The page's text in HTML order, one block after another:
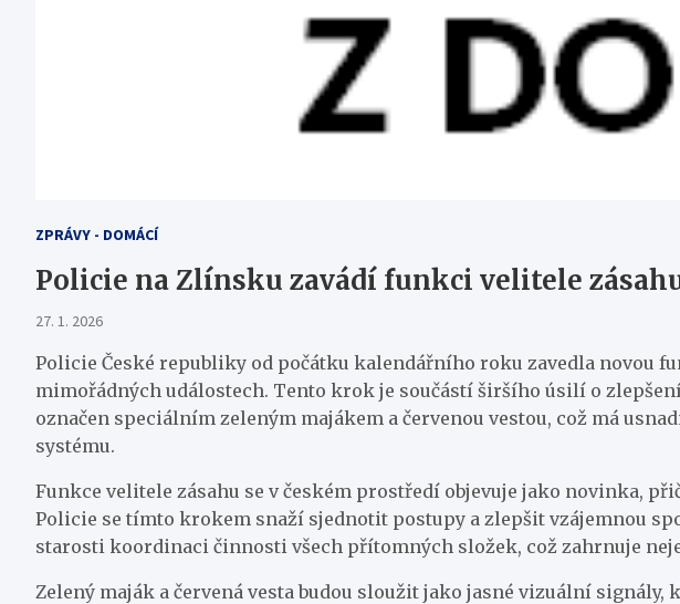
ZPRÁVY - DOMÁCÍ
Policie na Zlínsku zavádí funkci velitele
27. 1. 2026
Policie České republiky od počátku kalendářního roku zavedla
mimořádných událostech. Tento krok je součástí širšího úsilí o
označen speciálním zeleným majákem a červenou vestou, což má
systému.
Funkce velitele zásahu se v českém prostředí objevuje jako novinka,
Policie se tímto krokem snaží sjednotit postupy a zlepšit vzájemnou
starosti koordinaci činnosti všech přítomných složek, což zahrnuje
Zelený maják a červená vesta budou sloužit jako jasné vizuální